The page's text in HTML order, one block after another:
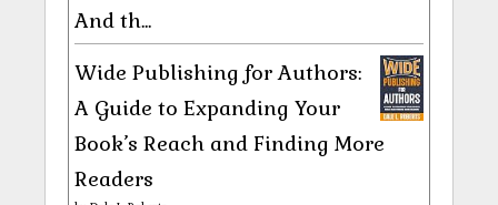
And th...
Wide Publishing for Authors:
A Guide to Expanding Your
Book’s Reach and Finding More
Readers